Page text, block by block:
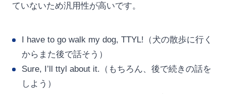
ていないため汎用性が高いです。
I have to go walk my dog, TTYL!（犬の散歩に行く
からまた後で話そう）
Sure, I’ll ttyl about it.（もちろん、後で続きの話を
しよう）